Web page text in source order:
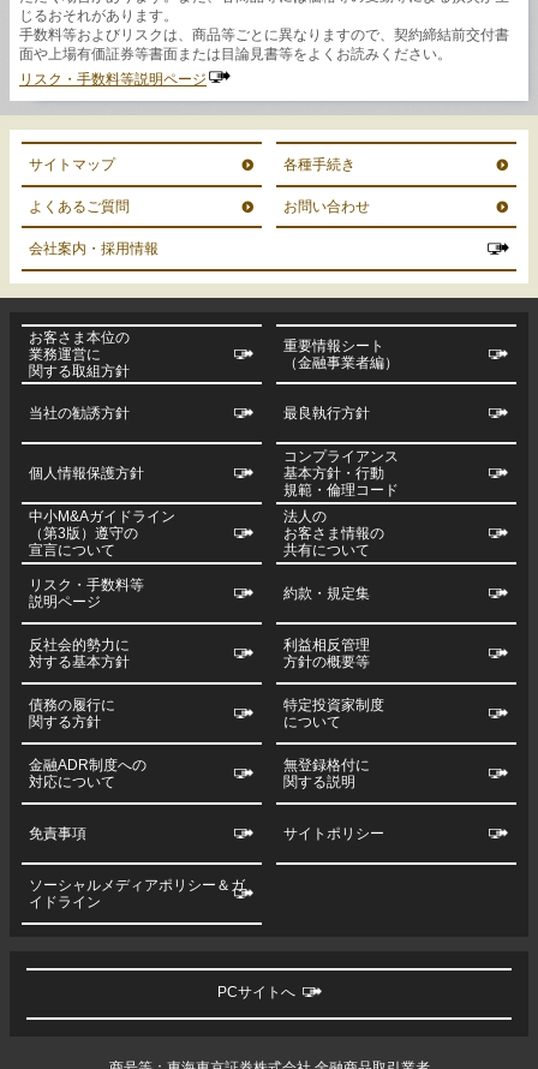
じるおそれがあります。
手数料等およびリスクは、商品等ごとに異なりますので、契約締結前交付書
面や上場有価証券等書面または目論見書等をよくお読みください。
リスク・手数料等説明ページ
サイトマップ 各種手続き
よくあるご質問 お問い合わせ
会社案内・採用情報
お客さま本位の
業務運営に
関する取組方針
重要情報シート
（金融事業者編）
当社の勧誘方針 最良執行方針
個人情報保護方針
コンプライアンス
基本方針・行動
規範・倫理コード
中小M&Aガイドライン
（第3版）遵守の
宣言について
法人の
お客さま情報の
共有について
リスク・手数料等
説明ページ
約款・規定集
反社会的勢力に
対する基本方針
利益相反管理
方針の概要等
債務の履行に
関する方針
特定投資家制度
について
金融ADR制度への
対応について
無登録格付に
関する説明
免責事項 サイトポリシー
ソーシャルメディアポリシー＆ガ
イドライン
PCサイトへ